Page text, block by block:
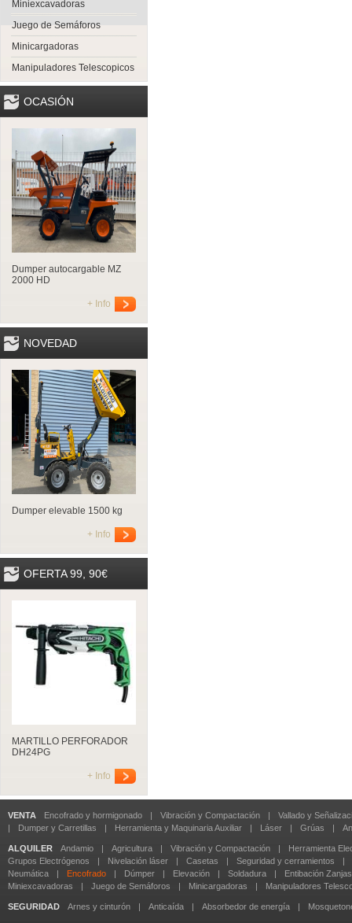
Miniexcavadoras
Juego de Semáforos
Minicargadoras
Manipuladores Telescopicos
OCASIÓN
Dumper autocargable MZ
2000 HD
+ Info
NOVEDAD
Dumper elevable 1500 kg
+ Info
OFERTA 99, 90€
MARTILLO PERFORADOR
DH24PG
+ Info
VENTA Encofrado y hormigonado | Vibración y Compactación |
Vallado y
|
Dumper y Carretillas | Herramienta y Maquinaria Auxiliar | Láser | Grúas |
ALQUILER Andamio | Agricultura | Vibración y Compactación |
Herramienta
Grupos Electrógenos
| Nivelación láser | Casetas | Seguridad y cerramientos
|
Neumática
| Encofrado | Dúmper | Elevación | Soldadura |
Entibación Zanjas
Miniexcavadoras
| Juego de Semáforos | Minicargadoras | Manipuladores
SEGURIDAD Arnes y cinturón | Anticaída | Absorbedor de energía |